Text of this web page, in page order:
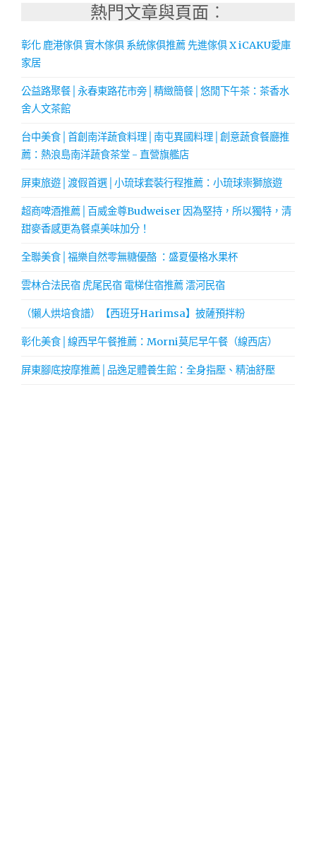
熱門文章與頁面︰
彰化 鹿港傢俱 實木傢俱 系統傢俱推薦 先進傢俱 X iCAKU愛庫
家居
公益路聚餐│永春東路花市旁│精緻簡餐│悠閒下午茶：茶香水
舍人文茶館
台中美食│首創南洋蔬食料理│南屯異國料理│創意蔬食餐廳推
薦：熱浪島南洋蔬食茶堂 - 直營旗艦店
屏東旅遊│渡假首選│小琉球套裝行程推薦：小琉球崇獅旅遊
超商啤酒推薦│百威金尊Budweiser 因為堅持，所以獨特，清
甜麥香感更為餐桌美味加分！
全聯美食│福樂自然零無糖優酪 ：盛夏優格水果杯
雲林合法民宿 虎尾民宿 電梯住宿推薦 澐河民宿
（懶人烘培食譜）【西班牙Harimsa】披薩預拌粉
彰化美食│線西早午餐推薦：Morni莫尼早午餐（線西店）
屏東腳底按摩推薦│品逸足體養生館：全身指壓、精油舒壓